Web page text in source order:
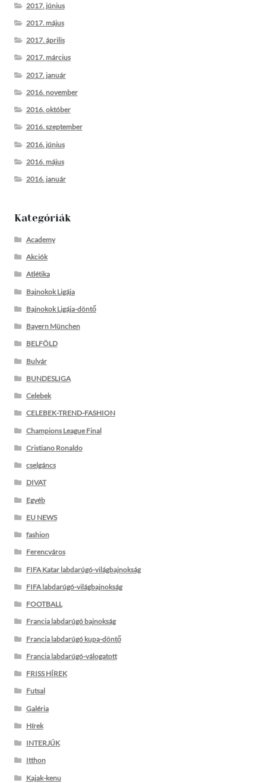
2017. június
2017. május
2017. április
2017. március
2017. január
2016. november
2016. október
2016. szeptember
2016. június
2016. május
2016. január
Kategóriák
Academy
Akciók
Atlétika
Bajnokok Ligája
Bajnokok Ligája-döntő
Bayern München
BELFÖLD
Bulvár
BUNDESLIGA
Celebek
CELEBEK-TREND-FASHION
Champions League Final
Cristiano Ronaldo
cselgáncs
DIVAT
Egyéb
EU NEWS
fashion
Ferencváros
FIFA Katar labdarúgó-világbajnokság
FIFA labdarúgó-világbajnokság
FOOTBALL
Francia labdarúgó bajnokság
Francia labdarúgó kupa-döntő
Francia labdarúgó-válogatott
FRISS HÍREK
Futsal
Galéria
Hírek
INTERJÚK
Itthon
Kajak-kenu